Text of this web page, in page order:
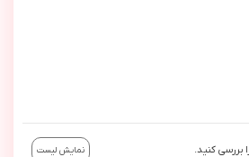
بررسی کنید. نمایش لیست